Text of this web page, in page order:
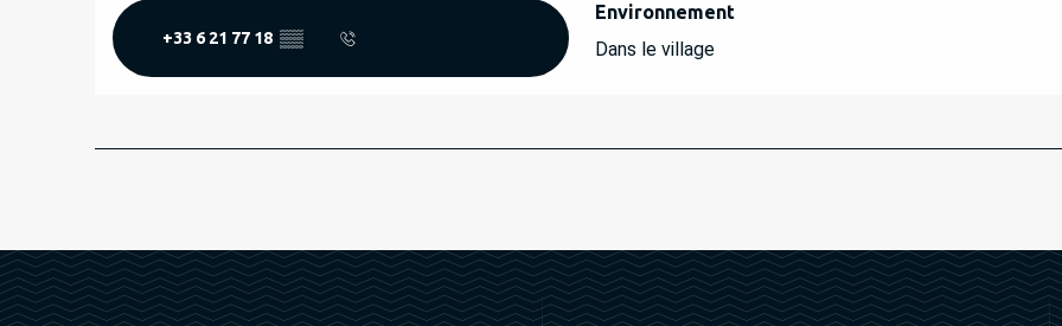
+33 6 21 77 18 ▒▒
Environnement
Environnement
Dans le village